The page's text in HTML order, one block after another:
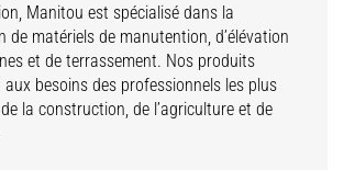
Manitou est spécialisé dans la
de matériels de manutention, d’élévation
et de terrassement. Nos produits
aux besoins des professionnels les plus
la construction, de l’agriculture et de